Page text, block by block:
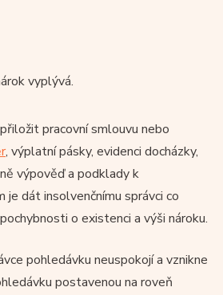
vyplývá.
pracovní smlouvu nebo
, výplatní pásky, evidenci docházky,
výpověď a podklady k
je dát insolvenčnímu správci co
o existenci a výši nároku.
pohledávku neuspokojí a vznikne
postavenou na roveň